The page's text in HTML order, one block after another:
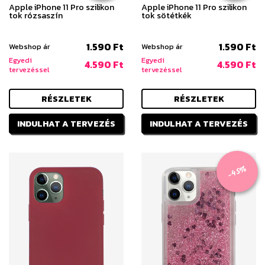
Apple iPhone 11 Pro szilikon
tok rózsaszín
Webshop ár 1.590 Ft
Egyedi
tervezéssel
4.590 Ft
RÉSZLETEK
INDULHAT A TERVEZÉS
Apple iPhone 11 Pro szilikon
tok sötétkék
Webshop ár 1.590 Ft
Egyedi
tervezéssel
4.590 Ft
RÉSZLETEK
INDULHAT A TERVEZÉS
-45%